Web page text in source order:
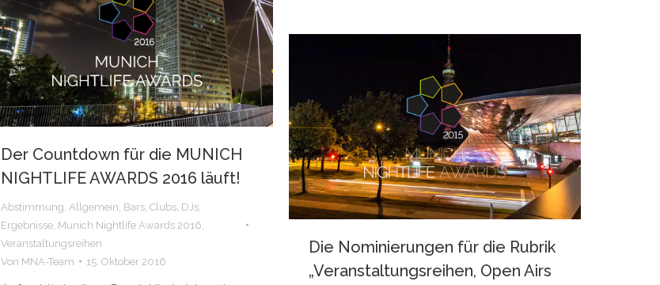
Der Countdown für die MUNICH
NIGHTLIFE AWARDS 2016 läuft!
Abstimmung Allgemein Bars Clubs DJs
Ergebnisse Munich Nightlife Awards 2016
Veranstaltungsreihen
Von MNA-Team 15. Oktober 2016
Die Nominierungen für die Rubrik
„Veranstaltungsreihen, Open Airs